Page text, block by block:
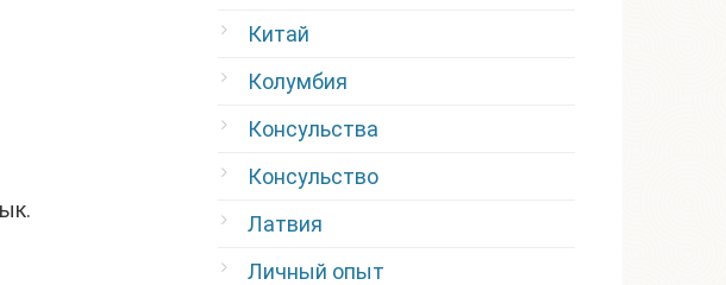
Китай
Колумбия
Консульства
Консульство
Латвия
Личный опыт